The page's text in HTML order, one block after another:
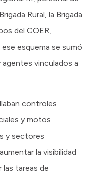
Rural, la Brigada
del COER,
esquema se sumó
agentes vinculados a
controles
y motos
y sectores
la visibilidad
las tareas de